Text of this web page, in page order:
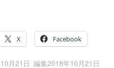
X Facebook
月21日 編集2018年10月21日